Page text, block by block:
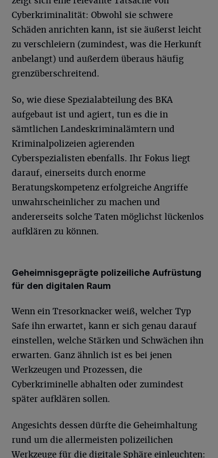
Cyberkriminalität: Obwohl sie schwere
Schäden anrichten kann, ist sie äußerst leicht
zu verschleiern (zumindest, was die Herkunft
anbelangt) und außerdem überaus häufig
grenzüberschreitend.
So, wie diese Spezialabteilung des BKA
aufgebaut ist und agiert, tun es die in
sämtlichen Landeskriminalämtern und
Kriminalpolizeien agierenden
Cyberspezialisten ebenfalls. Ihr Fokus liegt
darauf, einerseits durch enorme
Beratungskompetenz erfolgreiche Angriffe
unwahrscheinlicher zu machen und
andererseits solche Taten möglichst lückenlos
aufklären zu können.
Geheimnisgeprägte polizeiliche Aufrüstung
für den digitalen Raum
Wenn ein Tresorknacker weiß, welcher Typ
Safe ihn erwartet, kann er sich genau darauf
einstellen, welche Stärken und Schwächen ihn
erwarten. Ganz ähnlich ist es bei jenen
Werkzeugen und Prozessen, die
Cyberkriminelle abhalten oder zumindest
später aufklären sollen.
Angesichts dessen dürfte die Geheimhaltung
rund um die allermeisten polizeilichen
Werkzeuge für die digitale Sphäre einleuchten: